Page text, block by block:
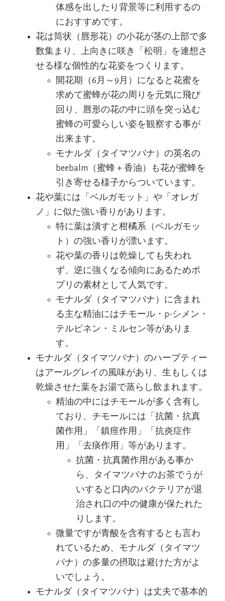
体感を出したり背景等に利用するの
におすすめです。
花は筒状（唇形花）の小花が茎の上部で多
数集まり、上向きに咲き「松明」を連想さ
せる様な個性的な花姿をつくります。
開花期（6月～9月）になると花蜜を
求めて蜜蜂が花の周りを元気に飛び
回り、唇形の花の中に頭を突っ込む
蜜蜂の可愛らしい姿を観察する事が
出来ます。
モナルダ（タイマツバナ）の英名の
beebalm（蜜蜂＋香油）も花が蜜蜂を
引き寄せる様子からついています。
花や葉には「ベルガモット」や「オレガ
ノ」に似た強い香りがあります。
特に葉は潰すと柑橘系（ベルガモッ
ト）の強い香りが漂います。
花や葉の香りは乾燥しても失われ
ず、逆に強くなる傾向にあるためポ
プリの素材として人気です。
モナルダ（タイマツバナ）に含まれ
る主な精油にはチモール・p-シメン・
テルピネン・ミルセン等がありま
す。
モナルダ（タイマツバナ）のハーブティー
はアールグレイの風味があり、生もしくは
乾燥させた葉をお湯で蒸らし飲まれます。
精油の中にはチモールが多く含有し
ており、チモールには「抗菌・抗真
菌作用」「鎮痙作用」「抗炎症作
用」「去痰作用」等があります。
抗菌・抗真菌作用がある事か
ら、タイマツバナのお茶でうが
いすると口内のバクテリアが退
治され口の中の健康が保たれた
りします。
微量ですが青酸を含有するとも言わ
れているため、モナルダ（タイマツ
バナ）の多量の摂取は避けた方がよ
いでしょう。
モナルダ（タイマツバナ）は丈夫で基本的